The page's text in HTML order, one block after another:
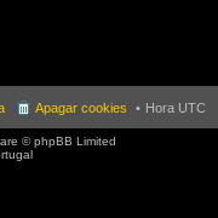
Hora UTC
Apagar cookies
© phpBB Limited